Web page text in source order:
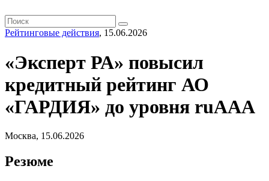
Рейтинговые действия, 15.06.2026
«Эксперт РА» повысил
кредитный рейтинг АО
«ГАРДИЯ» до уровня ruAАА
Москва, 15.06.2026
Резюме